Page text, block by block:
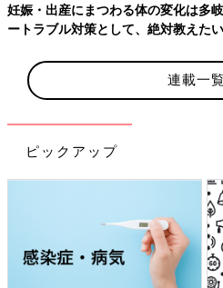
私はあなたと仲よくなりたい。そ
す。
「高校のチアリーディング部時代
ていくんです」（鈴木さん）
「基本は口角を上げようとするこ
よ。私は食べたいものとか好きな
笑んじゃいます」
どうしても気分が塞いで、笑顔ど
んは一緒に仕事をした人や読んだ
妊娠・出産にまつわる体の変化は多
ートラブル対策として、絶対教えた
連載一
ピックアップ